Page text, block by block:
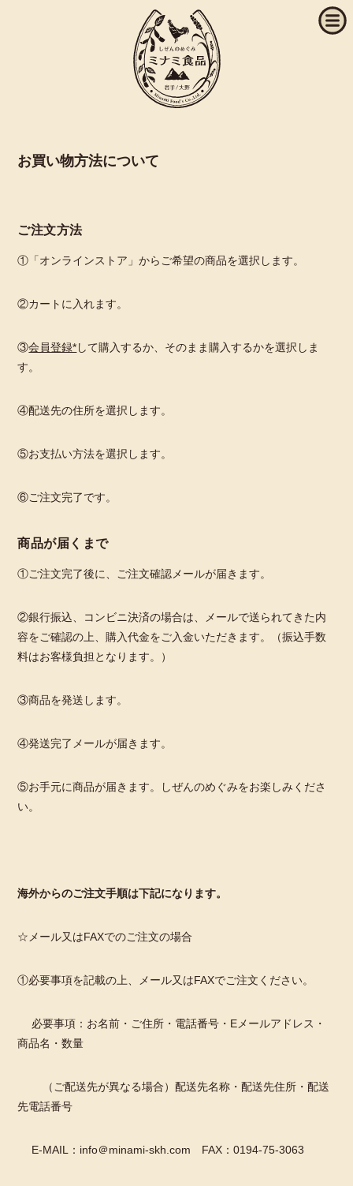
お買い物方法について
ご注文方法
①「オンラインストア」からご希望の商品を選択します。
②カートに入れます。
③会員登録*して購入するか、そのまま購入するかを選択しま
す。
④配送先の住所を選択します。
⑤お支払い方法を選択します。
⑥ご注文完了です。
商品が届くまで
①ご注文完了後に、ご注文確認メールが届きます。
②銀行振込、コンビニ決済の場合は、メールで送られてきた内
容をご確認の上、購入代金をご入金いただきます。（振込手数
料はお客様負担となります。）
③商品を発送します。
④発送完了メールが届きます。
⑤お手元に商品が届きます。しぜんのめぐみをお楽しみくださ
い。
海外からのご注文手順は下記になります。
☆メール又はFAXでのご注文の場合
①必要事項を記載の上、メール又はFAXでご注文ください。
必要事項：お名前・ご住所・電話番号・Eメールアドレス・
商品名・数量
（ご配送先が異なる場合）配送先名称・配送先住所・配送
先電話番号
E-MAIL：info＠minami-skh.com FAX：0194-75-3063